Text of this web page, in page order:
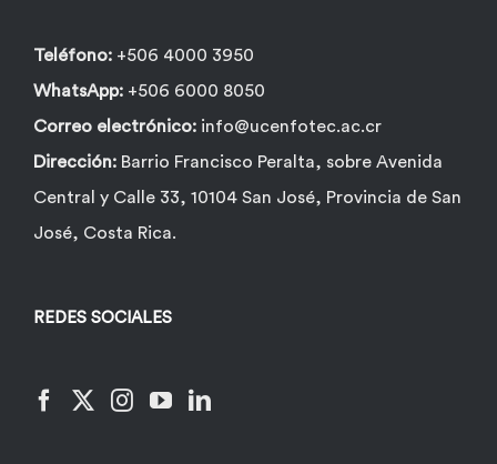
Teléfono: +506 4000 3950
WhatsApp: +506 6000 8050
Correo electrónico: info@ucenfotec.ac.cr
Dirección: Barrio Francisco Peralta, sobre Avenida
Central y Calle 33, 10104 San José, Provincia de San
José, Costa Rica.
REDES SOCIALES